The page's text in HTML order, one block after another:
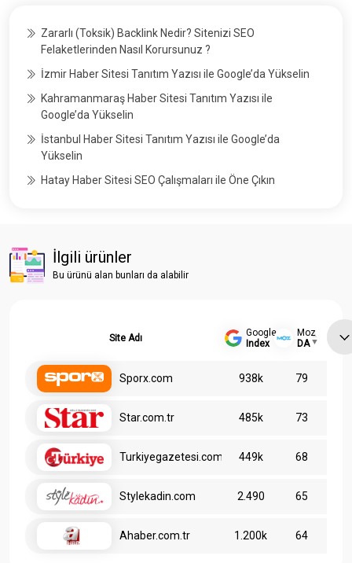
Zararlı (Toksik) Backlink Nedir? Sitenizi SEO
Felaketlerinden Nasıl Korursunuz ?
İzmir Haber Sitesi Tanıtım Yazısı ile Google’da Yükselin
Kahramanmaraş Haber Sitesi Tanıtım Yazısı ile
Google’da Yükselin
İstanbul Haber Sitesi Tanıtım Yazısı ile Google’da
Yükselin
Hatay Haber Sitesi SEO Çalışmaları ile Öne Çıkın
İlgili ürünler
Bu ürünü alan bunları da alabilir
Site Adı
Google
Index
Moz
DA
Sporx.com 938k 79
Star.com.tr 485k 73
Turkiyegazetesi.com.tr 449k 68
Stylekadin.com 2.490 65
Ahaber.com.tr 1.200k 64